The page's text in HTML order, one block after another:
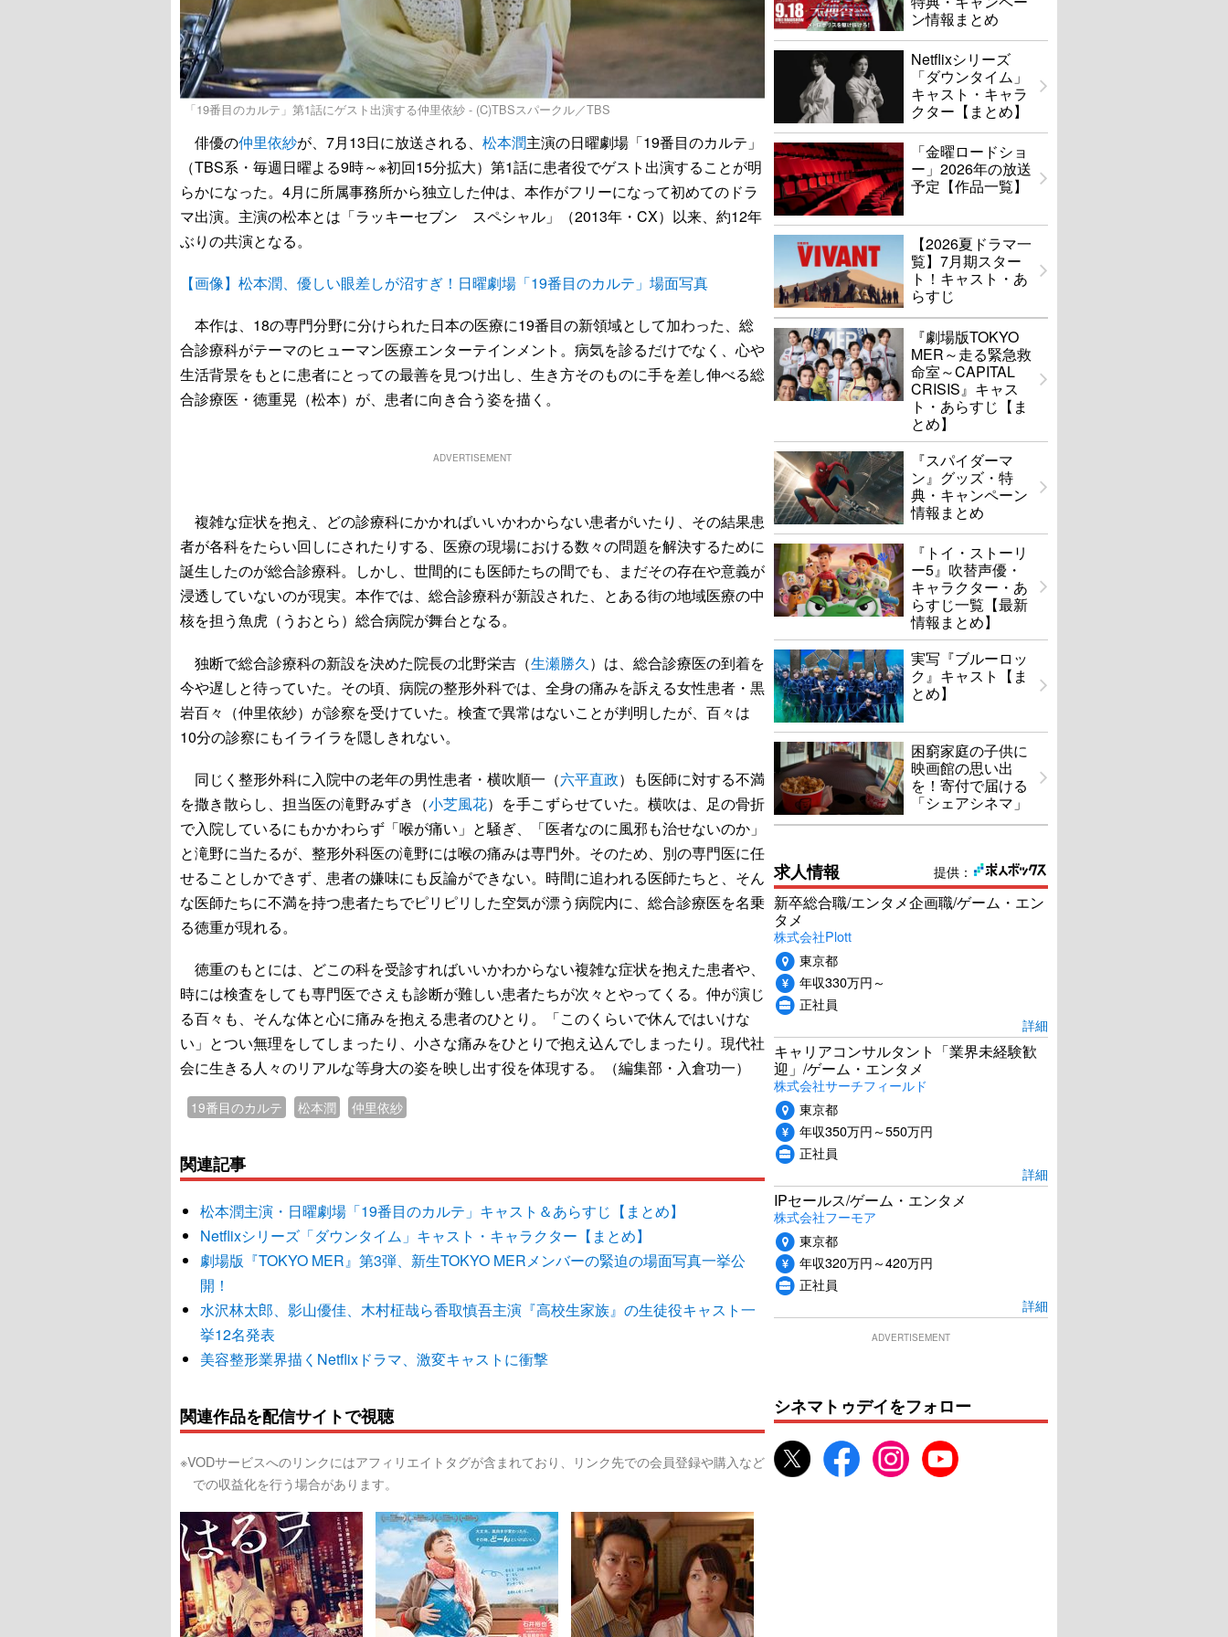
「19番目のカルテ」第1話にゲスト出演する仲里依紗 - (C)TBSスパークル／TBS
俳優の仲里依紗が、7月13日に放送される、 松本潤主演の日曜劇場「19番目のカルテ」
（TBS系・毎週日曜よる9時～※初回15分拡大）第1話に患者役でゲスト出演することが明
らかになった。4月に所属事務所から独立した仲は、本作がフリーになって初めてのドラ
マ出演。主演の松本とは「ラッキーセブン スペシャル」（2013年・CX）以来、約12年
ぶりの共演となる。
【画像】松本潤、優しい眼差しが沼すぎ！日曜劇場「19番目のカルテ」場面写真
本作は、18の専門分野に分けられた日本の医療に19番目の新領域として加わった、総
合診療科がテーマのヒューマン医療エンターテインメント。病気を診るだけでなく、心や
生活背景をもとに患者にとっての最善を見つけ出し、生き方そのものに手を差し伸べる総
合診療医・徳重晃（松本）が、患者に向き合う姿を描く。
ADVERTISEMENT
複雑な症状を抱え、どの診療科にかかればいいかわからない患者がいたり、その結果患
者が各科をたらい回しにされたりする、医療の現場における数々の問題を解決するために
誕生したのが総合診療科。しかし、世間的にも医師たちの間でも、まだその存在や意義が
浸透していないのが現実。本作では、総合診療科が新設された、とある街の地域医療の中
核を担う魚虎（うおとら）総合病院が舞台となる。
独断で総合診療科の新設を決めた院長の北野栄吉（生瀬勝久 ）は、総合診療医の到着を
今や遅しと待っていた。その頃、病院の整形外科では、全身の痛みを訴える女性患者・黒
岩百々（仲里依紗）が診察を受けていた。検査で異常はないことが判明したが、百々は
10分の診察にもイライラを隠しきれない。
同じく整形外科に入院中の老年の男性患者・横吹順一（六平直政）も医師に対する不満
を撒き散らし、担当医の滝野みずき（小芝風花）を手こずらせていた。横吹は、足の骨折
で入院しているにもかかわらず「喉が痛い」と騒ぎ、「医者なのに風邪も治せないのか」
と滝野に当たるが、整形外科医の滝野には喉の痛みは専門外。そのため、別の専門医に任
せることしかできず、患者の嫌味にも反論ができない。時間に追われる医師たちと、そん
な医師たちに不満を持つ患者たちでピリピリした空気が漂う病院内に、総合診療医を名乗
る徳重が現れる。
徳重のもとには、どこの科を受診すればいいかわからない複雑な症状を抱えた患者や、
時には検査をしても専門医でさえも診断が難しい患者たちが次々とやってくる。仲が演じ
る百々も、そんな体と心に痛みを抱える患者のひとり。「このくらいで休んではいけな
い」とつい無理をしてしまったり、小さな痛みをひとりで抱え込んでしまったり。現代社
会に生きる人々のリアルな等身大の姿を映し出す役を体現する。（編集部・入倉功一）
19番目のカルテ 松本潤 仲里依紗
関連記事
松本潤主演・日曜劇場「19番目のカルテ」キャスト＆あらすじ【まとめ】
Netflixシリーズ「ダウンタイム」キャスト・キャラクター【まとめ】
劇場版『TOKYO MER』第3弾、新生TOKYO MERメンバーの緊迫の場面写真一挙公
開！
水沢林太郎、影山優佳、木村柾哉ら香取慎吾主演『高校生家族』の生徒役キャスト一
挙12名発表
美容整形業界描くNetflixドラマ、激変キャストに衝撃
関連作品を配信サイトで視聴
※VODサービスへのリンクにはアフィリエイトタグが含まれており、リンク先での会員登録や購入など
での収益化を行う場合があります。
ン情報まとめ
Netflixシリーズ
「ダウンタイム」
キャスト・キャラ
クター【まとめ】
「金曜ロードショ
ー」2026年の放送
予定【作品一覧】
【2026夏ドラマ一
覧】7月期スター
ト！キャスト・あ
らすじ
『劇場版TOKYO
MER～走る緊急救
命室～CAPITAL
CRISIS』キャス
ト・あらすじ【ま
とめ】
『スパイダーマ
ン』グッズ・特
典・キャンペーン
情報まとめ
『トイ・ストーリ
ー5』吹替声優・
キャラクター・あ
らすじ一覧【最新
情報まとめ】
実写『ブルーロッ
ク』キャスト【ま
とめ】
困窮家庭の子供に
映画館の思い出
を！寄付で届ける
「シェアシネマ」
提供：
求人情報
新卒総合職/エンタメ企画職/ゲーム・エン
タメ
株式会社Plott
東京都
年収330万円～
正社員
詳細
キャリアコンサルタント「業界未経験歓
迎」/ゲーム・エンタメ
株式会社サーチフィールド
東京都
年収350万円～550万円
正社員
詳細
IPセールス/ゲーム・エンタメ
株式会社フーモア
東京都
年収320万円～420万円
正社員
詳細
ADVERTISEMENT
シネマトゥデイをフォロー